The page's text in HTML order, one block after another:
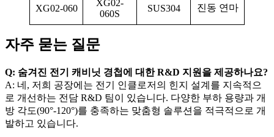
XG02-060
XG02-
060S
SUS304 진동 연마
자주 묻는 질문
Q: 숨겨진 전기 캐비닛 경첩에 대한 R&D 지원을 제공하나요?
A: 네, 저희 공장에는 전기 인클로저의 힌지 설계를 지속적으
로 개선하는 전담 R&D 팀이 있습니다. 다양한 부하 용량과 개
방 각도(90°-120°)를 충족하는 맞춤형 솔루션을 적극적으로 개
발하고 있습니다.